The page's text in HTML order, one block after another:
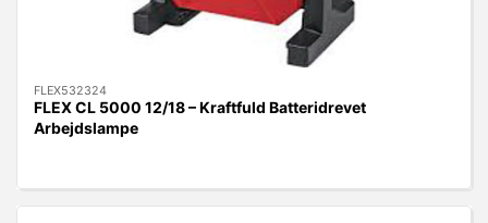
FLEX532324
FLEX CL 5000 12/18 – Kraftfuld Batteridrevet
Arbejdslampe